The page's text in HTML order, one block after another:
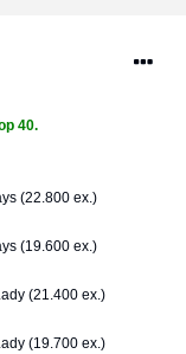
40.
(22.800 ex.)
(19.600 ex.)
(21.400 ex.)
(19.700 ex.)